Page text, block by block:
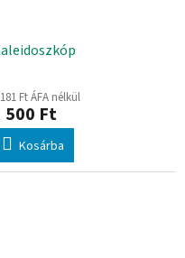
Ft ÁFA nélkül
500 Ft
Kosárba